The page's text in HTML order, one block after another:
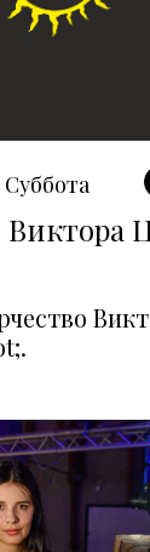
Суббота